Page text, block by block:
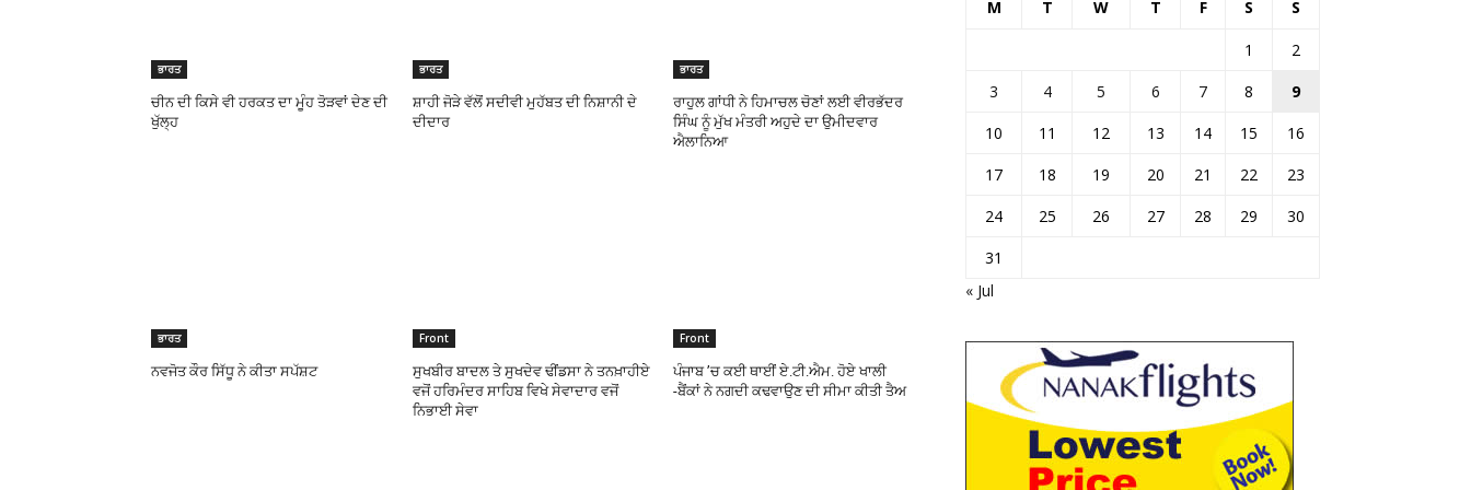
ਭਾਰਤ
ਚੀਨ ਦੀ ਕਿਸੇ ਵੀ ਹਰਕਤ ਦਾ ਮੂੰਹ ਤੋੜਵਾਂ ਦੇਣ ਦੀ
ਖੁੱਲ੍ਹ
ਭਾਰਤ
ਸ਼ਾਹੀ ਜੋੜੇ ਵੱਲੋਂ ਸਦੀਵੀ ਮੁਹੱਬਤ ਦੀ ਨਿਸ਼ਾਨੀ ਦੇ
ਦੀਦਾਰ
ਭਾਰਤ
ਰਾਹੁਲ ਗਾਂਧੀ ਨੇ ਹਿਮਾਚਲ ਚੋਣਾਂ ਲਈ ਵੀਰਭੱਦਰ
ਸਿੰਘ ਨੂੰ ਮੁੱਖ ਮੰਤਰੀ ਅਹੁਦੇ ਦਾ ਉਮੀਦਵਾਰ
ਐਲਾਨਿਆ
ਭਾਰਤ
ਨਵਜੋਤ ਕੌਰ ਸਿੱਧੂ ਨੇ ਕੀਤਾ ਸਪੱਸ਼ਟ
Front
ਸੁਖਬੀਰ ਬਾਦਲ ਤੇ ਸੁਖਦੇਵ ਢੀਂਡਸਾ ਨੇ ਤਨਖ਼ਾਹੀਏ
ਵਜੋਂ ਹਰਿਮੰਦਰ ਸਾਹਿਬ ਵਿਖੇ ਸੇਵਾਦਾਰ ਵਜੋਂ
ਨਿਭਾਈ ਸੇਵਾ
Front
ਪੰਜਾਬ ’ਚ ਕਈ ਥਾਈਂ ਏ.ਟੀ.ਐਮ. ਹੋਏ ਖਾਲੀ
-ਬੈਂਕਾਂ ਨੇ ਨਗਦੀ ਕਢਵਾਉਣ ਦੀ ਸੀਮਾ ਕੀਤੀ ਤੈਅ
M T W T F S S
1
2
3
4 5 6 7 8
9
10
11 12 13 14 15
16
17
18 19 20 21 22
23
24
25 26 27 28 29
30
31
« Jul